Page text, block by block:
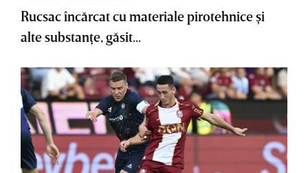
Rucsac încărcat cu materiale pirotehnice şi
alte substanţe, găsit...